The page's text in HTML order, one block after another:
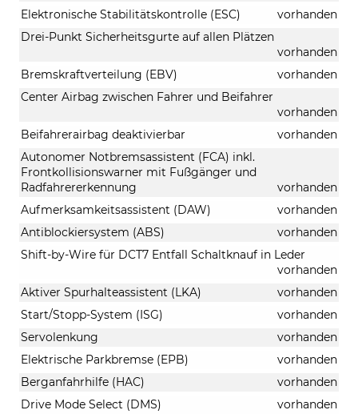
Elektronische Stabilitätskontrolle (ESC)
vorhanden
Drei-Punkt Sicherheitsgurte auf allen Plätzen
vorhanden
Bremskraftverteilung (EBV)
vorhanden
Center Airbag zwischen Fahrer und Beifahrer
vorhanden
Beifahrerairbag deaktivierbar
vorhanden
Autonomer Notbremsassistent (FCA) inkl.
Frontkollisionswarner mit Fußgänger und
Radfahrererkennung
vorhanden
Aufmerksamkeitsassistent (DAW)
vorhanden
Antiblockiersystem (ABS)
vorhanden
Shift-by-Wire für DCT7 Entfall Schaltknauf in Leder
vorhanden
Aktiver Spurhalteassistent (LKA)
vorhanden
Start/Stopp-System (ISG)
vorhanden
Servolenkung
vorhanden
Elektrische Parkbremse (EPB)
vorhanden
Berganfahrhilfe (HAC)
vorhanden
Drive Mode Select (DMS)
vorhanden